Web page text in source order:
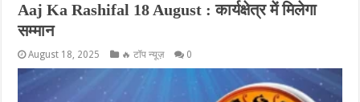
Aaj Ka Rashifal 18 August : कार्यक्षेत्र में मिलेगा
सम्मान
August 18, 2025 🔥 टॉप न्यूज़ 0